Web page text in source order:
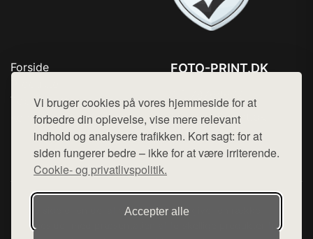
Vi bruger cookies på vores hjemmeside for at
forbedre din oplevelse, vise mere relevant
indhold og analysere trafikken. Kort sagt: for at
siden fungerer bedre – ikke for at være irriterende.
Cookie- og privatlivspolitik.
Accepter alle
Forside
Top Rabatter
Kontakt
FOTO-PRINT.DK
Mail: hej@want.dk
Cookie- og privatlivspolitik
Denne side er en del af want.dk, der udgiver en række
hjemmesider med præsentation af forskellige produkter fra